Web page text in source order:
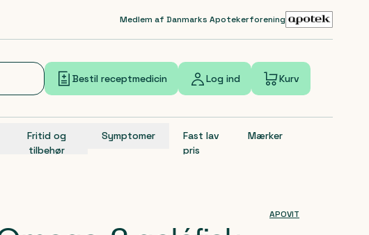
Medlem af Danmarks Apotekerforening
Bestil receptmedicin Log ind Kurv
Fritid og
tilbehør
Symptomer
Fast lav
pris
Mærker
APOVIT